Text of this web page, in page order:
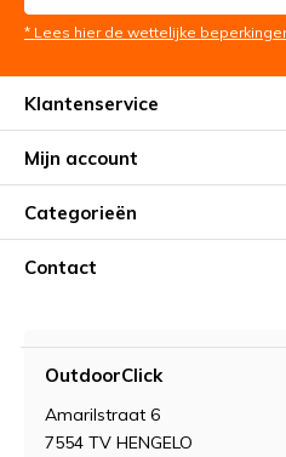
* Lees hier de wettelijke
Klantenservice
Mijn account
Categorieën
Contact
OutdoorClick
Amarilstraat 6
7554 TV HENGELO